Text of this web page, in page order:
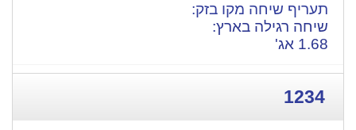
שיחה רגילה בארץ:
1.68 אג'
1234